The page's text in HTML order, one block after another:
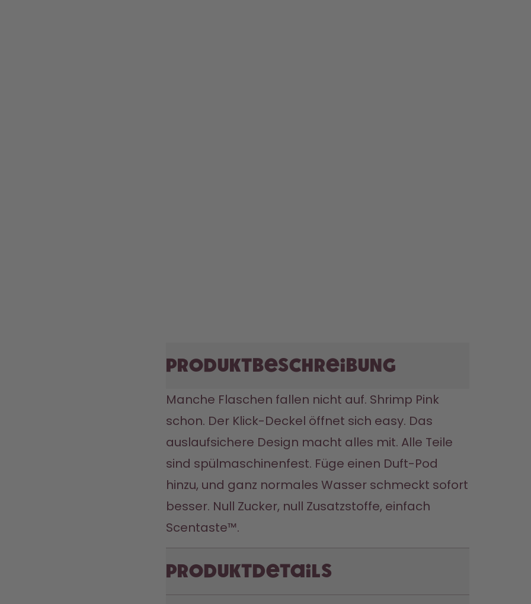
Produktbeschreibung
Manche Flaschen fallen nicht auf. Shrimp Pink
schon. Der Klick-Deckel öffnet sich easy. Das
auslaufsichere Design macht alles mit. Alle Teile
sind spülmaschinenfest. Füge einen Duft-Pod
hinzu, und ganz normales Wasser schmeckt sofort
besser. Null Zucker, null Zusatzstoffe, einfach
Scentaste™.
Produktdetails